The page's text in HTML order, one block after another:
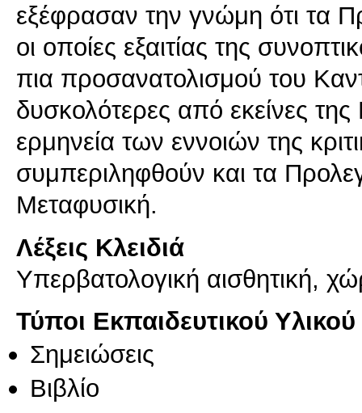
εξέφρασαν την γνώμη ότι τα
οι οποίες εξαιτίας της
πια προσανατολισμού του
δυσκολότερες από εκείνες
ερμηνεία των εννοιών της
συμπεριληφθούν και τα
Λέξεις Κλειδιά
Υπερβατολογική αισθητική,
Τύποι Εκπαιδευτικού Υλικού
Σημειώσεις
Βιβλίο